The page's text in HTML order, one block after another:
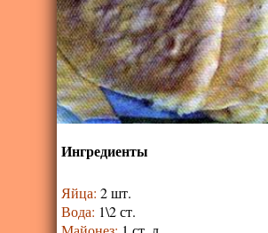
Ингредиенты
Яйца: 2 шт.
Вода: 1\2 ст.